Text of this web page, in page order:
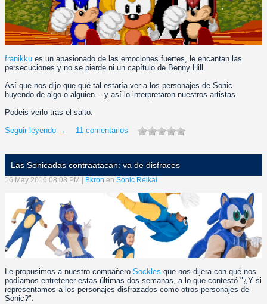
franikku es un apasionado de las emociones fuertes, le encantan las
persecuciones y no se pierde ni un capítulo de Benny Hill.
Así que nos dijo que qué tal estaría ver a los personajes de Sonic
huyendo de algo o alguien... y así lo interpretaron nuestros artistas.
Podeis verlo tras el salto.
Seguir leyendo →
11 comentarios
Las Sonicadas contraatacan: va de disfraces
16 May 2016 08:08 PM | Bkron en Sonic Reikai
Le propusimos a nuestro compañero Sockles que nos dijera con qué nos
podíamos entretener estas últimas dos semanas, a lo que contestó "¿Y si
representamos a los personajes disfrazados como otros personajes de
Sonic?".